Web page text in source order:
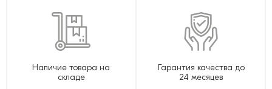
Наличие товара на
складе
Гарантия качества до
24 месяцев